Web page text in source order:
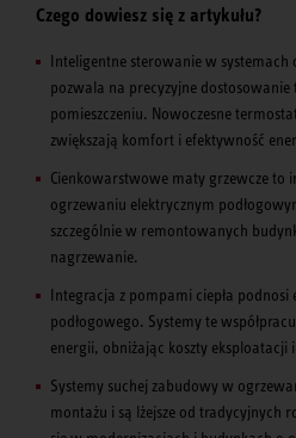
Czego dowiesz się z artykułu?
Inteligentne sterowanie w systemach
pozwala na precyzyjne
pomieszczeniu. Nowoczesne
zwiększają komfort i efektywność
Cienkowarstwowe maty grzewcze to
ogrzewaniu elektrycznym
szczególnie w remontowanych
nagrzewanie.
Integracja z pompami ciepła
podłogowego. Systemy te
energii, obniżając koszty eksploatacji i
Systemy suchej zabudowy w
montażu i są lżejsze od tradycyjnych